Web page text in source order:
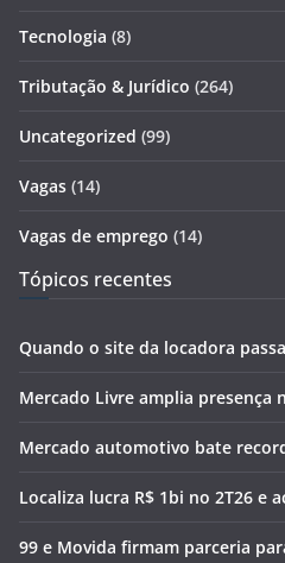
Tecnologia (8)
Tributação & Jurídico (264)
Uncategorized (99)
Vagas (14)
Vagas de emprego (14)
Tópicos recentes
Quando o site da locadora
Mercado Livre amplia presença
Mercado automotivo bate
Localiza lucra R$ 1bi no 2T26 e
99 e Movida firmam parceria